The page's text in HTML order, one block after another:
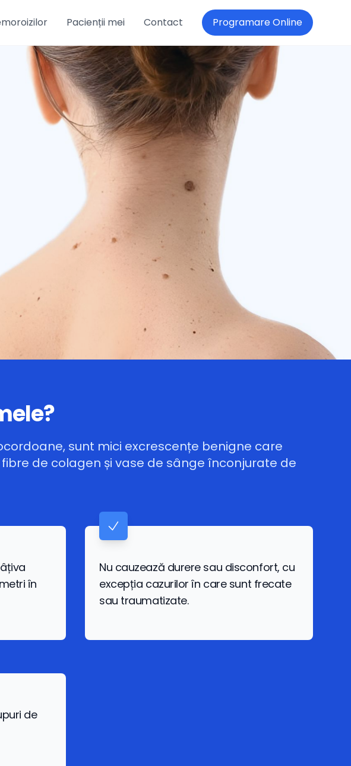
Pacienții mei Contact Programare Online
sunt mici excrescențe benigne care
de colagen și vase de sânge înconjurate de
în
Nu cauzează durere sau disconfort, cu
excepția cazurilor în care sunt frecate
sau traumatizate.
de